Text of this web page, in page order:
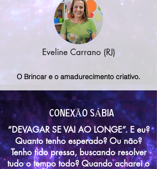
Eveline Carrano (RJ)
O Brincar e o amadurecimento criativo.
conexÃO sÁbia
“DEVAGAR SE VAI AO LONGE”. E eu?
Quanto tenho esperado? Ou não?
Tenho tido pressa, buscando resolver
tudo o tempo todo? Quando acharei o